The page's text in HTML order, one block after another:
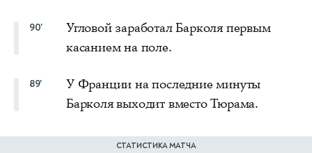
90'
Угловой заработал Барколя первым
касанием на поле.
89'
У Франции на последние минуты
Барколя выходит вместо Тюрама.
СТАТИСТИКА МАТЧА